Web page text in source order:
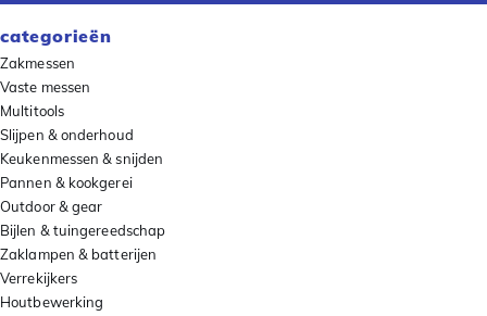
categorieën
Zakmessen
Vaste messen
Multitools
Slijpen & onderhoud
Keukenmessen & snijden
Pannen & kookgerei
Outdoor & gear
Bijlen & tuingereedschap
Zaklampen & batterijen
Verrekijkers
Houtbewerking